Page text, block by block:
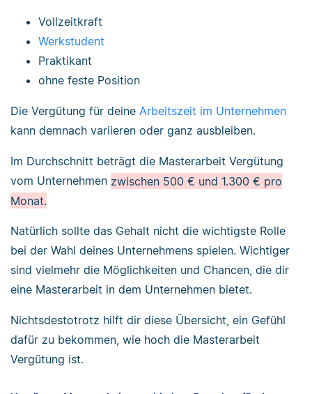
Vollzeitkraft
Werkstudent
Praktikant
ohne feste Position
Die Vergütung für deine Arbeitszeit im Unternehmen
kann demnach variieren oder ganz ausbleiben.
Im Durchschnitt beträgt die Masterarbeit Vergütung
vom Unternehmen zwischen 500 € und 1.300 € pro
Monat.
Natürlich sollte das Gehalt nicht die wichtigste Rolle
bei der Wahl deines Unternehmens spielen. Wichtiger
sind vielmehr die Möglichkeiten und Chancen, die dir
eine Masterarbeit in dem Unternehmen bietet.
Nichtsdestotrotz hilft dir diese Übersicht, ein Gefühl
dafür zu bekommen, wie hoch die Masterarbeit
Vergütung ist.